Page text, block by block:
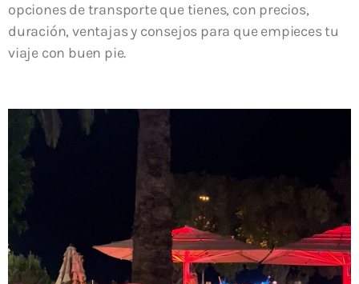
opciones de transporte que tienes, con precios,
duración, ventajas y consejos para que empieces tu
viaje con buen pie.